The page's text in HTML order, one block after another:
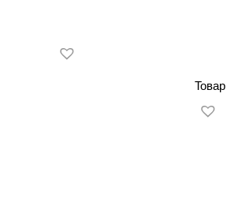
Товар